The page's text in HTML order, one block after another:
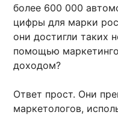
более 600 000
цифры для марки
они достигли таких
помощью
доходом?
Ответ прост. Они
маркетологов,